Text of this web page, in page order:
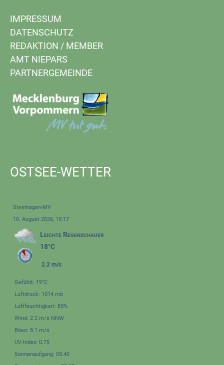
IMPRESSUM
DATENSCHUTZ
REDAKTION / MEMBER
AMT NIEPARS
PARTNERGEMEINDE
OSTSEE-WETTER
Steinhagen-MV
10. August 2026, 15:17
Leichte Regenschauer
18°C
2.2 m/s
Gefühlt: 19°C
Luftdruck: 1014 mb
Luftfeuchtigkeit: 85%
Wind: 2.2 m/s NNW
Böen: 8.1 m/s
UV-Index: 0.75
Sonnenaufgang: 05:40